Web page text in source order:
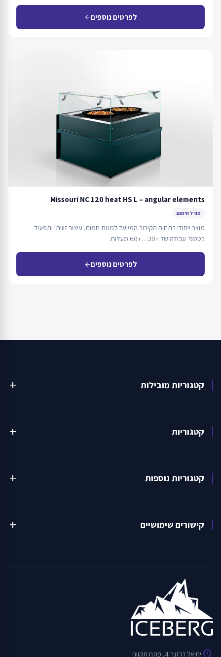
לפרטים נוספיםarrow_back
Missouri NC 120 heat HS L – angular elements
מודל חימום
מוצר ייחודי בתחום הקירור המיועד למנות חמות. עיצוב זוויתי ותפעול
בטמפ׳ עבודה של +30…+60 מעלות.
לפרטים נוספיםarrow_back
קטגוריות מובילות add
קטגוריות add
קטגוריות נוספות add
קישורים שימושיים add
יחיאל דרזנר 4, פתח תקווה